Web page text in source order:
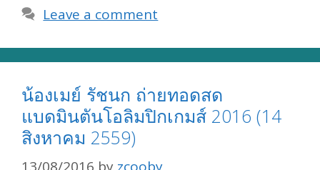
Leave a comment
น้องเมย์ รัชนก ถ่ายทอดสด
แบดมินตันโอลิมปิกเกมส์ 2016 (14
สิงหาคม 2559)